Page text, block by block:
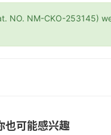
NO. NM-CKO-253145)
也可能感兴趣